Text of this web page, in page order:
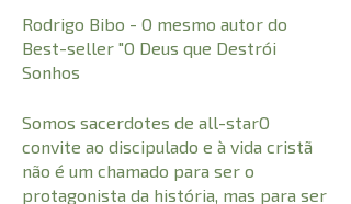
Rodrigo Bibo - O mesmo autor do
Best-seller "O Deus que Destrói
Sonhos
Somos sacerdotes de all-starO
convite ao discipulado e à vida cristã
não é um chamado para ser o
protagonista da história, mas para ser